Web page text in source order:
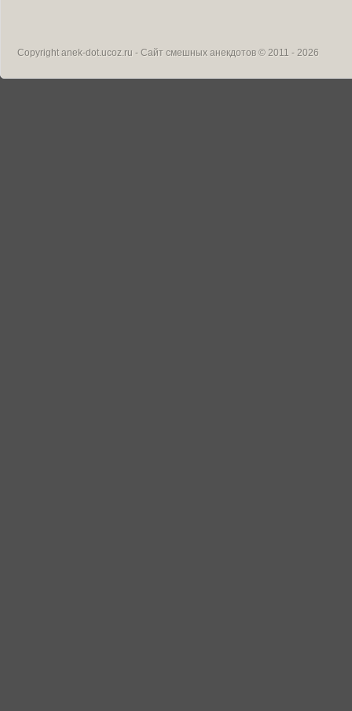
Copyrightanek-dot.ucoz.ru - Сайт смешных анекдотов © 2011 - 2026